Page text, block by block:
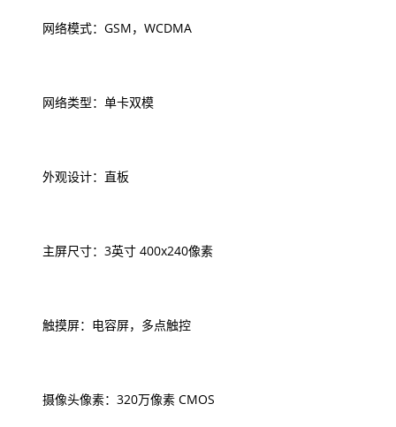
网络模式：GSM，WCDMA
网络类型：单卡双模
外观设计：直板
主屏尺寸：3英寸 400x240像素
触摸屏：电容屏，多点触控
摄像头像素：320万像素 CMOS